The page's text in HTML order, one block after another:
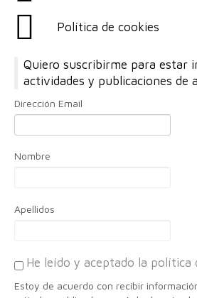
Política de cookies
Quiero suscribirme para estar
actividades y publicaciones de
Dirección Email
Nombre
Apellidos
He leído y aceptado la política
Estoy de acuerdo con recibir